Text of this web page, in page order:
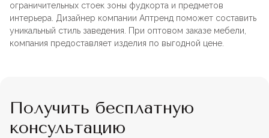
ограничительных стоек зоны фудкорта и предметов
интерьера. Дизайнер компании Аптренд поможет составить
уникальный стиль заведения. При оптовом заказе мебели,
компания предоставляет изделия по выгодной цене.
Получить бесплатную
консультацию